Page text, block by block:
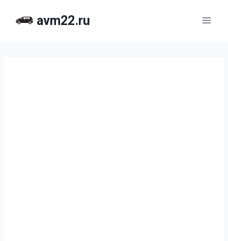
avm22.ru